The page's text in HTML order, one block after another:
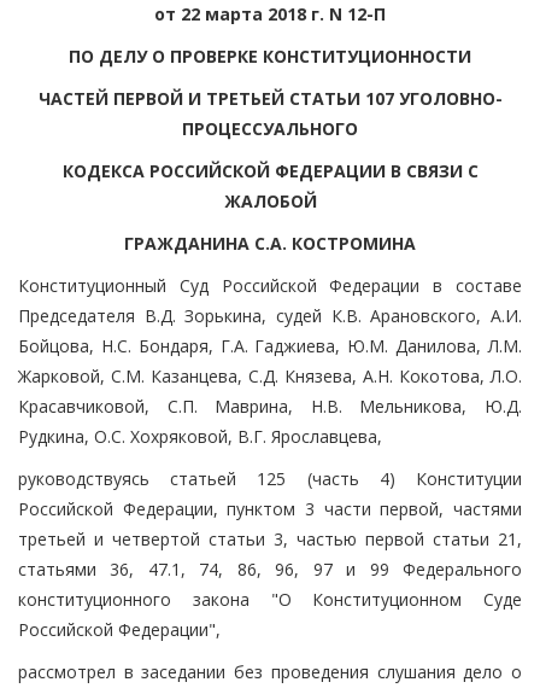
от 22 марта 2018 г. N 12-П
ПО ДЕЛУ О ПРОВЕРКЕ КОНСТИТУЦИОННОСТИ
ЧАСТЕЙ ПЕРВОЙ И ТРЕТЬЕЙ СТАТЬИ 107 УГОЛОВНО-
ПРОЦЕССУАЛЬНОГО
КОДЕКСА РОССИЙСКОЙ ФЕДЕРАЦИИ В СВЯЗИ С
ЖАЛОБОЙ
ГРАЖДАНИНА С.А. КОСТРОМИНА
Конституционный Суд Российской Федерации в составе
Председателя В.Д. Зорькина, судей К.В. Арановского, А.И.
Бойцова, Н.С. Бондаря, Г.А. Гаджиева, Ю.М. Данилова, Л.М.
Жарковой, С.М. Казанцева, С.Д. Князева, А.Н. Кокотова, Л.О.
Красавчиковой, С.П. Маврина, Н.В. Мельникова, Ю.Д.
Рудкина, О.С. Хохряковой, В.Г. Ярославцева,
руководствуясь статьей 125 (часть 4) Конституции
Российской Федерации, пунктом 3 части первой, частями
третьей и четвертой статьи 3, частью первой статьи 21,
статьями 36, 47.1, 74, 86, 96, 97 и 99 Федерального
конституционного закона "О Конституционном Суде
Российской Федерации",
рассмотрел в заседании без проведения слушания дело о